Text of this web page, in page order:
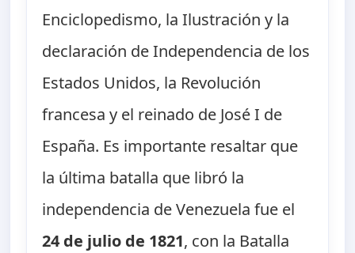
Enciclopedismo, la Ilustración y la
declaración de Independencia de los
Estados Unidos, la Revolución
francesa y el reinado de José I de
España. Es importante resaltar que
la última batalla que libró la
independencia de Venezuela fue el
24 de julio de 1821, con la Batalla